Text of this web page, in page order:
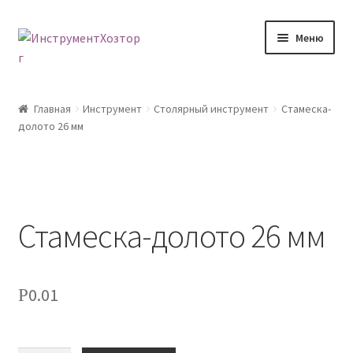
Перейти
Перейти
Меню
Возврат товара
Корзина
Главная Инструмент Столярный инструмент
Стамеска-
долото 26 мм
Стамеска-долото 26 мм
Р0.01